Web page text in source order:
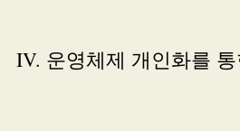
IV. 운영체제 개인화를